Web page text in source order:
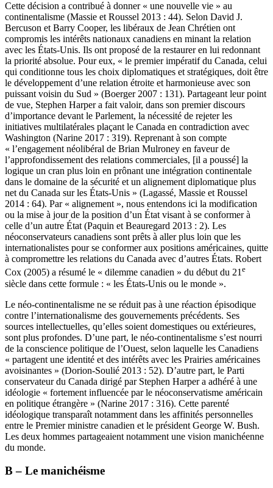
Cette décision a contribué à donner « une nouvelle vie » au
continentalisme (Massie et Roussel 2013 : 44). Selon David J.
Bercuson et Barry Cooper, les libéraux de Jean Chrétien ont
compromis les intérêts nationaux canadiens en minant la relation
avec les États-Unis. Ils ont proposé de la restaurer en lui redonnant
la priorité absolue. Pour eux, « le premier impératif du Canada, celui
qui conditionne tous les choix diplomatiques et stratégiques, doit être
le développement d’une relation étroite et harmonieuse avec son
puissant voisin du Sud » (Boerger 2007 : 131). Partageant leur point
de vue, Stephen Harper a fait valoir, dans son premier discours
d’importance devant le Parlement, la nécessité de rejeter les
initiatives multilatérales plaçant le Canada en contradiction avec
Washington (Narine 2017 : 319). Reprenant à son compte
« l’engagement néolibéral de Brian Mulroney en faveur de
l’approfondissement des relations commerciales, [il a poussé] la
logique un cran plus loin en prônant une intégration continentale
dans le domaine de la sécurité et un alignement diplomatique plus
net du Canada sur les États-Unis » (Lagassé, Massie et Roussel
2014 : 64). Par « alignement », nous entendons ici la modification
ou la mise à jour de la position d’un État visant à se conformer à
celle d’un autre État (Paquin et Beauregard 2013 : 2). Les
néoconservateurs canadiens sont prêts à aller plus loin que les
internationalistes pour se conformer aux positions américaines, quitte
à compromettre les relations du Canada avec d’autres États. Robert
Cox (2005) a résumé le « dilemme canadien » du début du 21e
siècle dans cette formule : « les États-Unis ou le monde ».
Le néo-continentalisme ne se réduit pas à une réaction épisodique
contre l’internationalisme des gouvernements précédents. Ses
sources intellectuelles, qu’elles soient domestiques ou extérieures,
sont plus profondes. D’une part, le néo-continentalisme s’est nourri
de la conscience politique de l’Ouest, selon laquelle les Canadiens
« partagent une identité et des intérêts avec les Prairies américaines
avoisinantes » (Dorion-Soulié 2013 : 52). D’autre part, le Parti
conservateur du Canada dirigé par Stephen Harper a adhéré à une
idéologie « fortement influencée par le néoconservatisme américain
en politique étrangère » (Narine 2017 : 316). Cette parenté
idéologique transparaît notamment dans les affinités personnelles
entre le Premier ministre canadien et le président George W. Bush.
Les deux hommes partageaient notamment une vision manichéenne
du monde.
B – Le manichéisme